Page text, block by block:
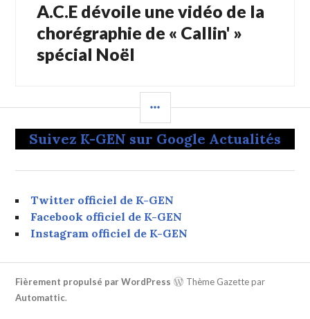
Article
Suivant:
A.C.E dévoile une vidéo de la
chorégraphie de « Callin' »
spécial Noël
LATÉRALE
Suivez K-GEN sur Google Actualités
Twitter officiel de K-GEN
Facebook officiel de K-GEN
Instagram officiel de K-GEN
Fièrement propulsé par WordPress
Thème Gazette par
Automattic.